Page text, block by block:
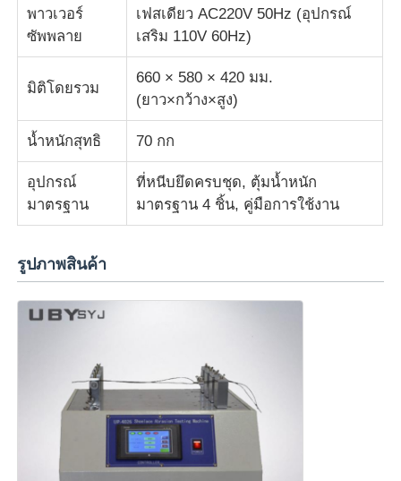
พาวเวอร์
ซัพพลาย
เฟสเดียว AC220V 50Hz (อุปกรณ์
เสริม 110V 60Hz)
มิติโดยรวม
660 × 580 × 420 มม.
(ยาว×กว้าง×สูง)
น้ำหนักสุทธิ 70 กก
อุปกรณ์
มาตรฐาน
ที่หนีบยึดครบชุด, ตุ้มน้ำหนัก
มาตรฐาน 4 ชิ้น, คู่มือการใช้งาน
รูปภาพสินค้า